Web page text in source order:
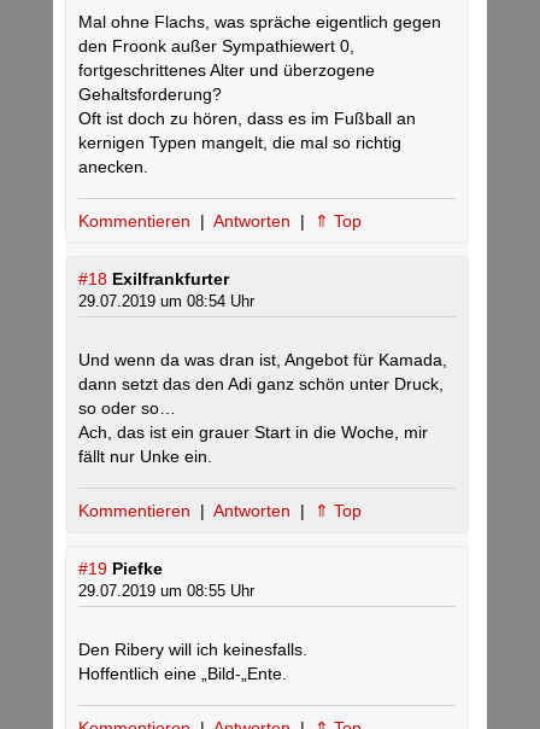
Mal ohne Flachs, was spräche eigentlich gegen
den Froonk außer Sympathiewert 0,
fortgeschrittenes Alter und überzogene
Gehaltsforderung?
Oft ist doch zu hören, dass es im Fußball an
kernigen Typen mangelt, die mal so richtig
anecken.
Kommentieren | Antworten | ⇑ Top
#18 Exilfrankfurter
29.07.2019 um 08:54 Uhr
Und wenn da was dran ist, Angebot für Kamada,
dann setzt das den Adi ganz schön unter Druck,
so oder so…
Ach, das ist ein grauer Start in die Woche, mir
fällt nur Unke ein.
Kommentieren | Antworten | ⇑ Top
#19 Piefke
29.07.2019 um 08:55 Uhr
Den Ribery will ich keinesfalls.
Hoffentlich eine „Bild-„Ente.